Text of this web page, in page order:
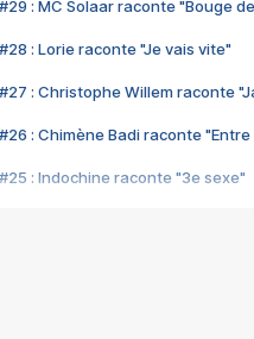
#29 : MC Solaar raconte "Bouge
#28 : Lorie raconte "Je vais vite"
#27 : Christophe Willem raconte
#26 : Chimène Badi raconte
#25 : Indochine raconte "3e sexe"